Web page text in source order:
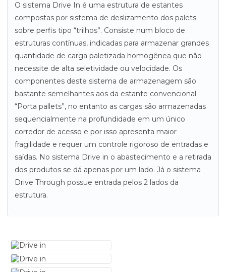
O sistema Drive In é uma estrutura de estantes
compostas por sistema de deslizamento dos palets
sobre perfis tipo “trilhos”. Consiste num bloco de
estruturas contínuas, indicadas para armazenar grandes
quantidade de carga paletizada homogênea que não
necessite de alta seletividade ou velocidade. Os
componentes deste sistema de armazenagem são
bastante semelhantes aos da estante convencional
“Porta pallets”, no entanto as cargas são armazenadas
sequencialmente na profundidade em um único
corredor de acesso e por isso apresenta maior
fragilidade e requer um controle rigoroso de entradas e
saídas. No sistema Drive in o abastecimento e a retirada
dos produtos se dá apenas por um lado. Já o sistema
Drive Through possue entrada pelos 2 lados da
estrutura.